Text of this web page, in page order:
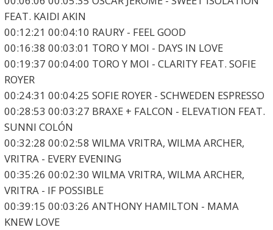
FEAT. KAIDI AKIN
00:12:21 00:04:10 RAURY - FEEL GOOD
00:16:38 00:03:01 TORO Y MOI - DAYS IN LOVE
00:19:37 00:04:00 TORO Y MOI - CLARITY FEAT. SOFIE
ROYER
00:24:31 00:04:25 SOFIE ROYER - SCHWEDEN ESPRESSO
00:28:53 00:03:27 BRAXE + FALCON - ELEVATION FEAT.
SUNNI COLÓN
00:32:28 00:02:58 WILMA VRITRA, WILMA ARCHER,
VRITRA - EVERY EVENING
00:35:26 00:02:30 WILMA VRITRA, WILMA ARCHER,
VRITRA - IF POSSIBLE
00:39:15 00:03:26 ANTHONY HAMILTON - MAMA
KNEW LOVE